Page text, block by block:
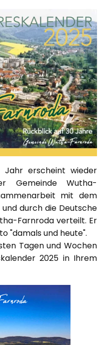
erscheint wieder
Gemeinde Wutha-
mit dem
durch die Deutsche
Farnroda verteilt. Er
"damals und heute".
Tagen und Wochen
2025 in Ihrem